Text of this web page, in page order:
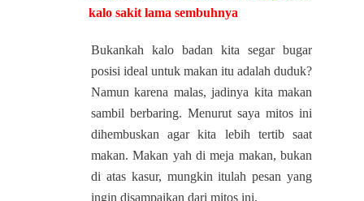
kalo sakit lama sembuhnya
Bukankah kalo badan kita segar bugar
posisi ideal untuk makan itu adalah duduk?
Namun karena malas, jadinya kita makan
sambil berbaring. Menurut saya mitos ini
dihembuskan agar kita lebih tertib saat
makan. Makan yah di meja makan, bukan
di atas kasur, mungkin itulah pesan yang
ingin disampaikan dari mitos ini.